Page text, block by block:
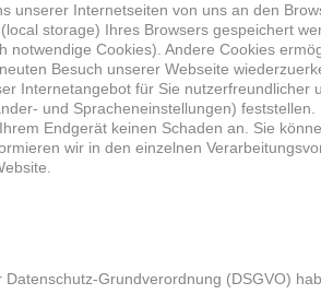
unserer Internetseiten von uns an den
storage) Ihres Browsers gespeichert
Cookies). Andere Cookies
Besuch unserer Webseite
Internetangebot für Sie
und Spracheneinstellungen)
Endgerät keinen Schaden an. Sie
wir in den einzelnen
Grundverordnung (DSGVO)